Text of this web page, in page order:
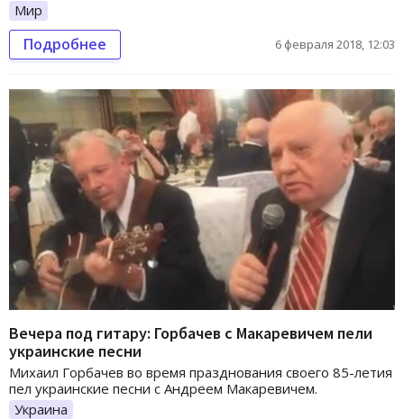
Мир
Подробнее 6 февраля 2018, 12:03
Вечера под гитару: Горбачев с Макаревичем пели
украинские песни
Михаил Горбачев во время празднования своего 85-летия
пел украинские песни с Андреем Макаревичем.
Украина